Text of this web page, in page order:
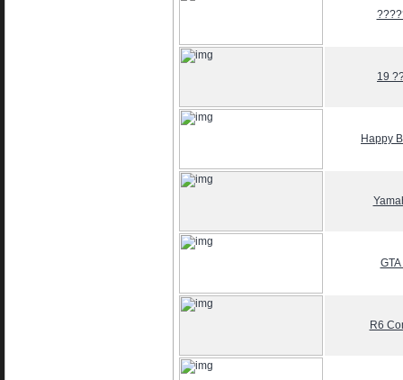
19
Happy
R6